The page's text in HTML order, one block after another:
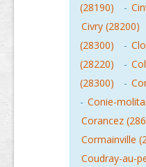
(28190) -
Civry (28200)
(28300)
-
(28220)
-
(28300)
-
- Conie-
Corancez
Cormainville
Coudray-au-